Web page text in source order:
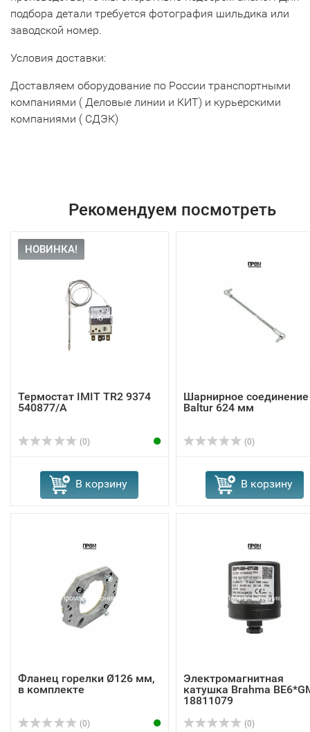
подбора детали требуется фотография шильдика или
заводской номер.
Условия доставки:
Доставляем оборудование по России транспортными
компаниями ( Деловые линии и КИТ) и курьерскими
компаниями ( СДЭК)
Рекомендуем посмотреть
НОВИНКА!
Термостат IMIT TR2 9374
540877/A
(0)
В корзину
Шарнирное соединение
Baltur 624 мм
(0)
В корзину
Фланец горелки Ø126 мм,
в комплекте
(0)
Электромагнитная
катушка Brahma
18811079
(0)